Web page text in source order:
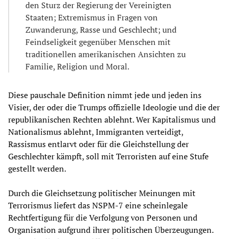
den Sturz der Regierung der Vereinigten
Staaten; Extremismus in Fragen von
Zuwanderung, Rasse und Geschlecht; und
Feindseligkeit gegenüber Menschen mit
traditionellen amerikanischen Ansichten zu
Familie, Religion und Moral.
Diese pauschale Definition nimmt jede und jeden ins
Visier, der oder die Trumps offizielle Ideologie und die der
republikanischen Rechten ablehnt. Wer Kapitalismus und
Nationalismus ablehnt, Immigranten verteidigt,
Rassismus entlarvt oder für die Gleichstellung der
Geschlechter kämpft, soll mit Terroristen auf eine Stufe
gestellt werden.
Durch die Gleichsetzung politischer Meinungen mit
Terrorismus liefert das NSPM-7 eine scheinlegale
Rechtfertigung für die Verfolgung von Personen und
Organisation aufgrund ihrer politischen Überzeugungen.